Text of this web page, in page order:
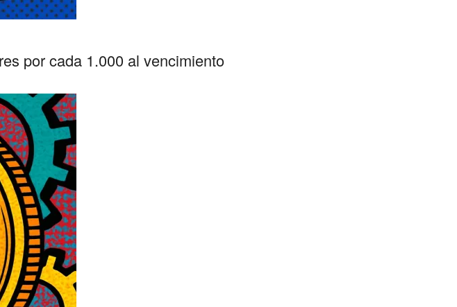
por cada 1.000 al vencimiento